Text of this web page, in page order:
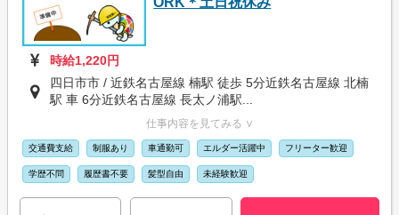
時給1,220円
四日市市 / 近鉄名古屋線 楠駅 徒歩 5分近鉄名古屋線 北楠
駅 車 6分近鉄名古屋線 長太ノ浦駅...
仕事内容を見てみる ∨
交通費支給 制服あり 車通勤可 エルダー活躍中 フリーター歓迎
学歴不問 履歴書不要 髪型自由 未経験歓迎